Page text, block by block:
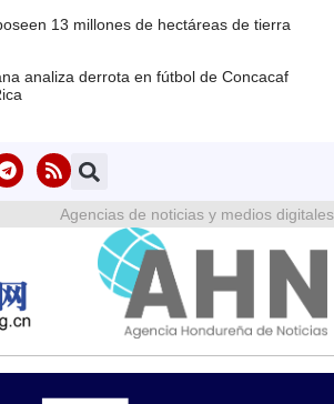
13 millones de hectáreas de tierra
analiza derrota en fútbol de Concacaf
Agencias de noticias y medios digitales